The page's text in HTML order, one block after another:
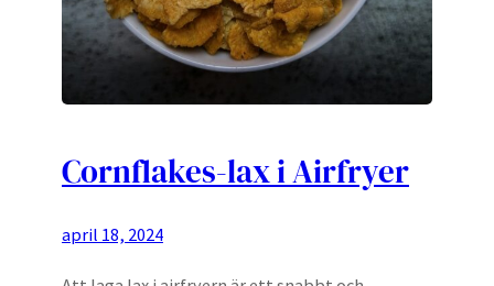
Cornflakes-lax i Airfryer
april 18, 2024